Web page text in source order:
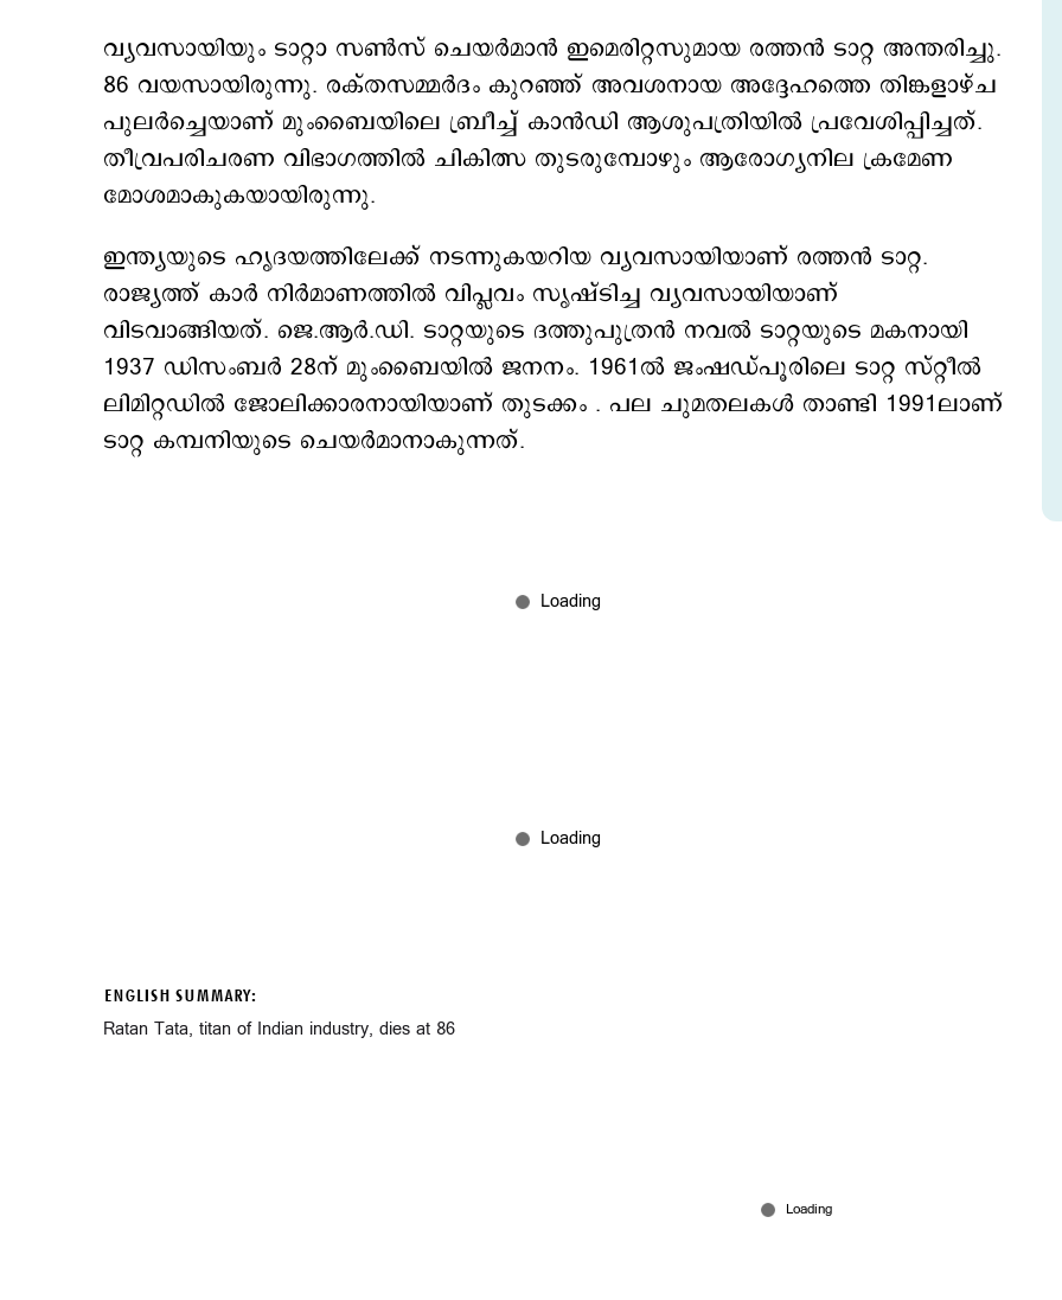
വ്യവസായിയും ടാറ്റാ സൺസ് ചെയർമാൻ ഇമെരിറ്റസുമായ രത്തൻ ടാറ്റ അന്തരിച്ചു.
86 വയസായിരുന്നു. രക്തസമ്മർദം കുറഞ്ഞ് അവശനായ അദ്ദേഹത്തെ തിങ്കളാഴ്ച
പുലർച്ചെയാണ് മുംബൈയിലെ ബ്രീച്ച് കാൻഡി ആശുപത്രിയിൽ പ്രവേശിപ്പിച്ചത്.
തീവ്രപരിചരണ വിഭാഗത്തിൽ ചികിത്സ തുടരുമ്പോഴും ആരോഗ്യനില ക്രമേണ
മോശമാകുകയായിരുന്നു.
ഇന്ത്യയുടെ ഹൃദയത്തിലേക്ക് നടന്നുകയറിയ വ്യവസായിയാണ് രത്തന്‍ ടാറ്റ.
രാജ്യത്ത് കാര്‍ നിര്‍മാണത്തില്‍ വിപ്ലവം സൃഷ്ടിച്ച വ്യവസായിയാണ്
വിടവാങ്ങിയത്. ജെ.ആർ.ഡി. ടാറ്റയുടെ ദത്തുപുത്രൻ നവൽ ടാറ്റയുടെ മകനായി
1937 ഡിസംബര്‍ 28ന് മുംബൈയില്‍ ജനനം. 1961ല്‍ ജംഷഡ്പൂരിലെ ടാറ്റ സ്റ്റീൽ
ലിമിറ്റഡിൽ ജോലിക്കാരനായിയാണ് തുടക്കം . പല ചുമതലകള്‍ താണ്ടി 1991ലാണ്
ടാറ്റ കമ്പനിയുടെ ചെയര്‍മാനാകുന്നത്.
ENGLISH SUMMARY:
Ratan Tata, titan of Indian industry, dies at 86